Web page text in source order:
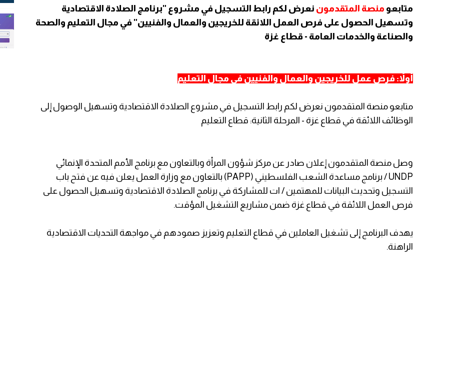
متابعو منصة المتقدمون نعرض لكم رابط التسجيل في مشروع "برنامج الصلادة الاقتصادية
وتسهيل الحصول على فرص العمل اللائقة للخريجين والعمال والفنيين" في مجال التعليم والصحة
والصناعة والخدمات العامة - قطاع غزة
أولاً: فرص عمل للخريجين والعمال والفنيين في مجال التعليم
متابعو منصة المتقدمون نعرض لكم رابط التسجيل في مشروع الصلادة الاقتصادية وتسهيل الوصول إلى
الوظائف اللائقة في قطاع غزة - المرحلة الثانية: قطاع التعليم
وصل منصة المتقدمون إعلان صادر عن مركز شؤون المرأة وبالتعاون مع برنامج الأمم المتحدة الإنمائي
UNDP / برنامج مساعدة الشعب الفلسطيني (PAPP) بالتعاون مع وزارة العمل يعلن فيه عن فتح باب
التسجيل وتحديث البيانات للمهتمين / ات للمشاركة في برنامج الصلادة الاقتصادية وتسهيل الحصول على
فرص العمل اللائقة في قطاع غزة ضمن مشاريع التشغيل المؤقت.
يهدف البرنامج إلى تشغيل العاملين في قطاع التعليم وتعزيز صمودهم في مواجهة التحديات الاقتصادية
الراهنة.